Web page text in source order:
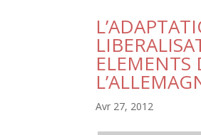
ELEMENTS
Avr 27, 2012